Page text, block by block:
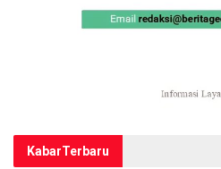
KabarTerbaru